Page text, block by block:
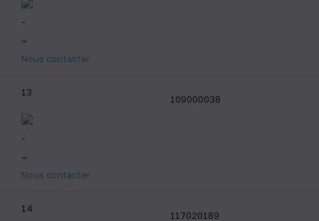
-
-
Nous contacter
13
109000038
-
-
Nous contacter
14
117020189